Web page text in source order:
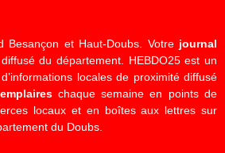
Besançon et Haut-Doubs. Votre journal
du département. HEBDO25 est un
locales de proximité diffusé
chaque semaine en points de
locaux et en boîtes aux lettres sur
du Doubs.